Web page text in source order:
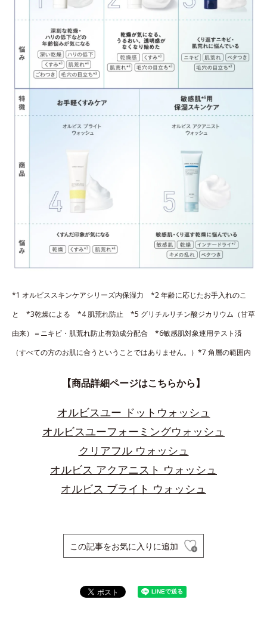
*1 オルビススキンケアシリーズ内保湿力 *2 年齢に応じたお手入れのこ
と *3乾燥による *4 肌荒れ防止 *5 グリチルリチン酸ジカリウム（甘草
由来）＝ニキビ・肌荒れ防止有効成分配合 *6敏感肌対象連用テスト済
（すべての方のお肌に合うということではありません。）*7 角層の範囲内
【商品詳細ページはこちらから】
オルビスユー ドットウォッシュ
オルビスユーフォーミングウォッシュ
クリアフル ウォッシュ
オルビス アクアニスト ウォッシュ
オルビス ブライト ウォッシュ
この記事をお気に入りに追加